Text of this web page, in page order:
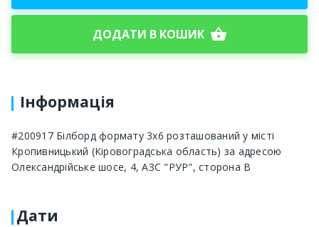
ДОДАТИ В КОШИК shopping_basket
Інформація
#200917 Білборд формату 3x6 розташований у місті
Кропивницький (Кіровоградська область) за адресою
Олександрійське шосе, 4, АЗС "РУР", сторона B
Дати